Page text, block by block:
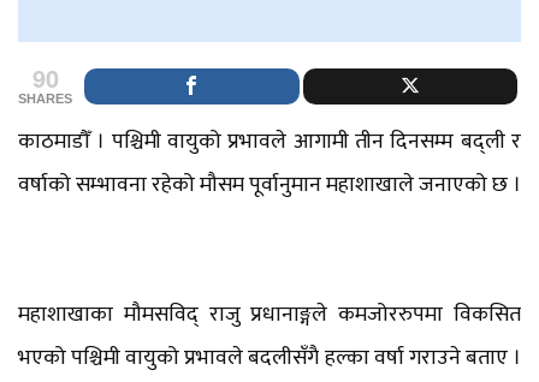
90
SHARES
काठमाडौँ । पश्चिमी वायुको प्रभावले आगामी तीन दिनसम्म बद्ली र
वर्षाको सम्भावना रहेको मौसम पूर्वानुमान महाशाखाले जनाएको छ ।
महाशाखाका मौमसविद् राजु प्रधानाङ्गले कमजोररुपमा विकसित
भएको पश्चिमी वायुको प्रभावले बदलीसँगै हल्का वर्षा गराउने बताए ।